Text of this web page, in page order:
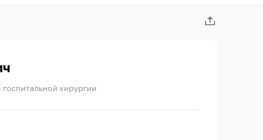
хирургии